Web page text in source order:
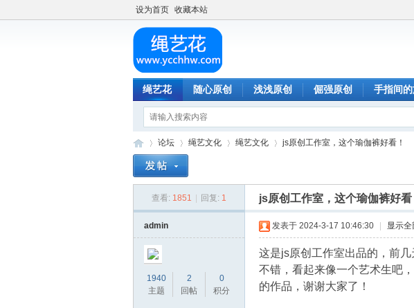
设为首页 收藏本站
绳艺花 随心原创 浅浅原创 倔强原创 手指间
论坛
›
绳艺文化
›
绳艺文化
›
js原创工作室，这个瑜伽裤好看！
查看: 1851 回复: 1 js原创工作室，这个瑜伽裤好看
admin
1940
主题
2
回帖
0
积分
发表于 2024-3-17 10:46:30 显示
这是js原创工作室出品的，前
不错，看起来像一个艺术生吧
的作品，谢谢大家了！